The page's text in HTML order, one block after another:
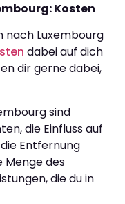
Kosten
nach Luxembourg
dabei auf dich
dir gerne dabei,
sind
die Einfluss auf
Entfernung
Menge des
die du in